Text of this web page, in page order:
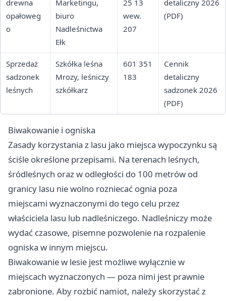
drewna
opałoweg
o
Marketingu,
biuro
Nadleśnictwa
Ełk
25 13
wew.
207
detaliczny 2026
(PDF)
Sprzedaż
sadzonek
leśnych
Szkółka leśna
Mrozy, leśniczy
szkółkarz
601 351
183
Cennik
detaliczny
sadzonek 2026
(PDF)
Biwakowanie i ogniska
Zasady korzystania z lasu jako miejsca wypoczynku są
ściśle określone przepisami. Na terenach leśnych,
śródleśnych oraz w odległości do 100 metrów od
granicy lasu nie wolno rozniecać ognia poza
miejscami wyznaczonymi do tego celu przez
właściciela lasu lub nadleśniczego. Nadleśniczy może
wydać czasowe, pisemne pozwolenie na rozpalenie
ogniska w innym miejscu.
Biwakowanie w lesie jest możliwe wyłącznie w
miejscach wyznaczonych — poza nimi jest prawnie
zabronione. Aby rozbić namiot, należy skorzystać z